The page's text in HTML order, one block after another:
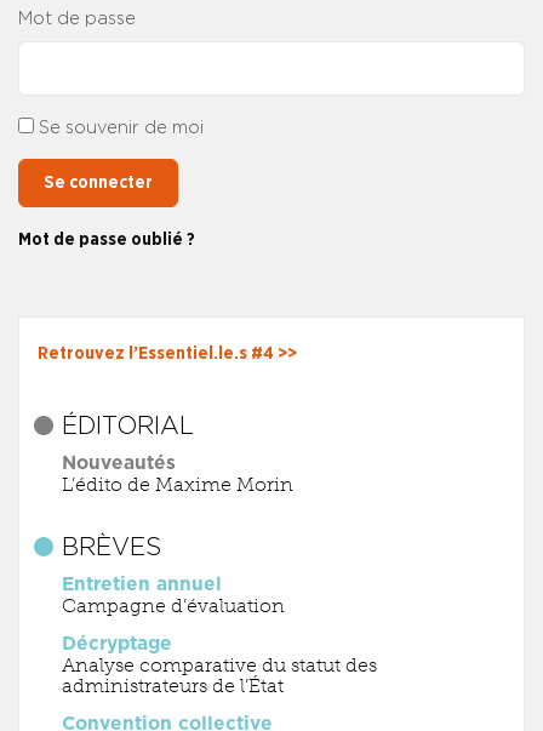
Retrouvez l’Essentiel.le.s #4 >>
ÉDITORIAL
Nouveautés
L’édito de Maxime Morin
BRÈVES
Entretien annuel
Campagne d’évaluation
Décryptage
Analyse comparative du statut des
administrateurs de l’État
Convention collective
Mot de passe
Se souvenir de moi
Se connecter
Mot de passe oublié ?